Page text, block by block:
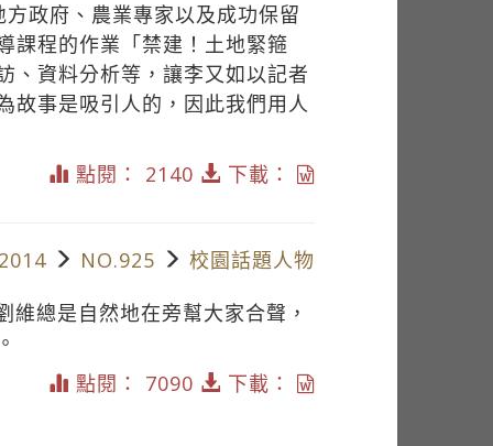
政府、農業專家以及成功保留
課程的作業「禁建！土地緊箍
、資料分析等，讓李又如以記者
故事是吸引人的，因此我們用人
點閱： 2140 下載：
NO.925
校園話題人物
總是自然地在旁幫大家合聲，
點閱： 7090
下載：